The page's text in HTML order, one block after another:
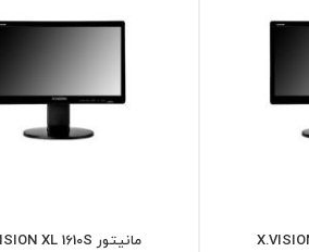
مانیتور X.VISION XL 1610S